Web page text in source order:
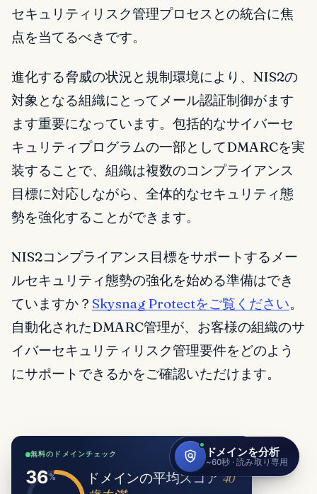
セキュリティリスク管理プロセスとの統合に焦
点を当てるべきです。
進化する脅威の状況と規制環境により、NIS2の
対象となる組織にとってメール認証制御がます
ます重要になっています。包括的なサイバーセ
キュリティプログラムの一部としてDMARCを実
装することで、組織は複数のコンプライアンス
目標に対応しながら、全体的なセキュリティ態
勢を強化することができます。
NIS2コンプライアンス目標をサポートするメー
ルセキュリティ態勢の強化を始める準備はでき
ていますか？ Skysnag Protectをご覧ください。
自動化されたDMARC管理が、お客様の組織のサ
イバーセキュリティリスク管理要件をどのよう
にサポートできるかをご確認いただけます。
無料のドメインチェック
ドメインの平均スコア40